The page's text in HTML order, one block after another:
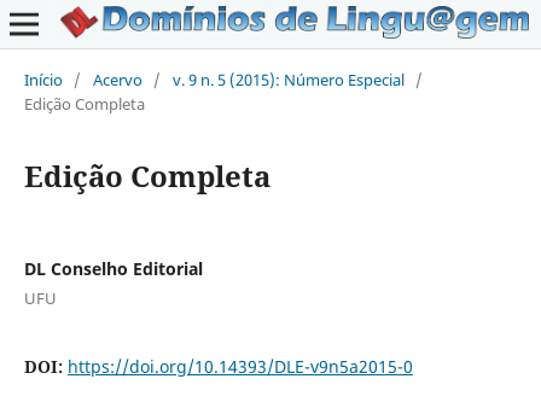
Início / Acervo / v. 9 n. 5 (2015): Número Especial /
Edição Completa
Edição Completa
DL Conselho Editorial
UFU
DOI: https://doi.org/10.14393/DLE-v9n5a2015-0